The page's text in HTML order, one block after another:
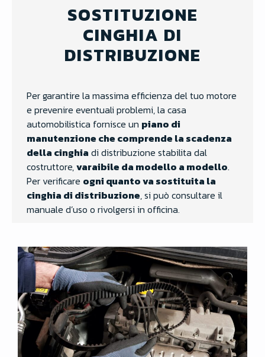
SOSTITUZIONE
CINGHIA DI
DISTRIBUZIONE
Per garantire la massima efficienza del tuo motore
e prevenire eventuali problemi, la casa
automobilistica fornisce un piano di
manutenzione che comprende la scadenza
della cinghia di distribuzione stabilita dal
costruttore,varaibile da modello a modello.
Per verificare ogni quanto va sostituita la
cinghia di distribuzione, si può consultare il
manuale d’uso o rivolgersi in officina.